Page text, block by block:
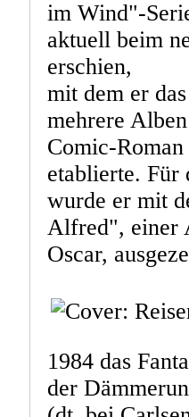
im Wind"-
aktuell beim
erschien,
mit dem er
mehrere
Comic-Roman
etablierte. Für
wurde er mit
Alfred", einer
Oscar,
1984 das
der